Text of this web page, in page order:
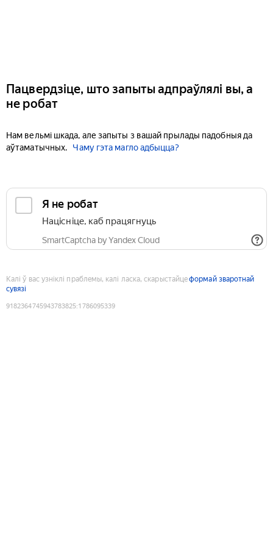
Пацвердзіце, што запыты адпраўлялі вы, а
не робат
Нам вельмі шкада, але запыты з вашай прылады падобныя да
аўтаматычных.
Чаму гэта магло адбыцца?
Я не робат
Націсніце, каб працягнуць
SmartCaptcha by Yandex Cloud
Калі ў вас узніклі праблемы, калі ласка, скарыстайцеформай зваротнай
сувязі
9182364745943783825:1786095339